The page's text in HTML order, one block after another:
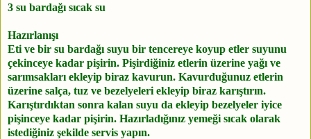
3 su bardağı sıcak su
Hazırlanışı
Eti ve bir su bardağı suyu bir tencereye koyup etler suyunu
çekinceye kadar pişirin. Pişirdiğiniz etlerin üzerine yağı ve
sarımsakları ekleyip biraz kavurun. Kavurduğunuz etlerin
üzerine salça, tuz ve bezelyeleri ekleyip biraz karıştırın.
Karıştırdıktan sonra kalan suyu da ekleyip bezelyeler iyice
pişinceye kadar pişirin. Hazırladığınız yemeği sıcak olarak
istediğiniz şekilde servis yapın.